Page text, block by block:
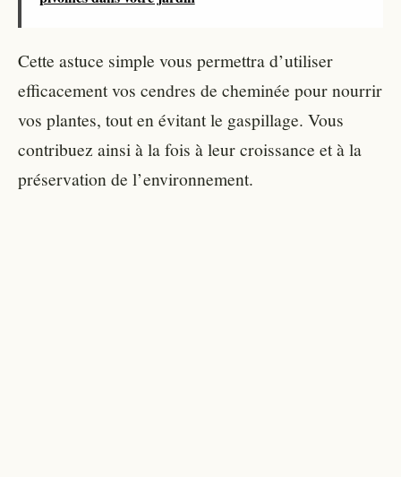
Cette astuce simple vous permettra d’utiliser
efficacement vos cendres de cheminée pour nourrir
vos plantes, tout en évitant le gaspillage. Vous
contribuez ainsi à la fois à leur croissance et à la
préservation de l’environnement.